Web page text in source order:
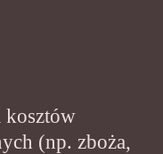
kosztów
(np. zboża,